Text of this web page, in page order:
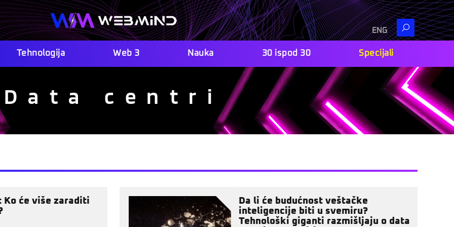
ENG
Search
Tehnologija Web 3 Nauka 30 ispod 30 Specijali
Data centri
Ko će više zaraditi
Da li će budućnost veštačke
inteligencije biti u svemiru?
Tehnološki giganti razmišljaju o data